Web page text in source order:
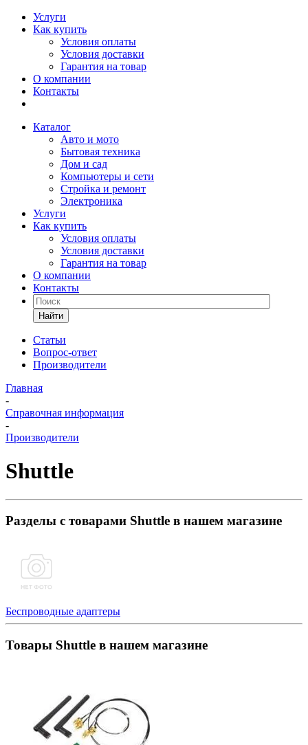
Услуги
Как купить
Условия оплаты
Условия доставки
Гарантия на товар
О компании
Контакты
Каталог
Авто и мото
Бытовая техника
Дом и сад
Компьютеры и сети
Стройка и ремонт
Электроника
Услуги
Как купить
Условия оплаты
Условия доставки
Гарантия на товар
О компании
Контакты
Найти
Статьи
Вопрос-ответ
Производители
Главная
-
Справочная информация
-
Производители
Shuttle
Разделы с товарами Shuttle в нашем магазине
Беспроводные адаптеры
Товары Shuttle в нашем магазине